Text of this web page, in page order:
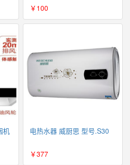
￥100
电热水器 威厨思 型号.S30
￥377